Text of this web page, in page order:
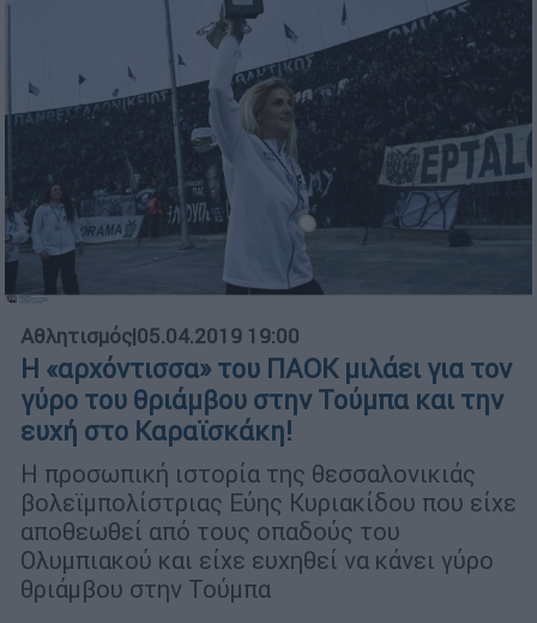
Αθλητισμός|05.04.2019 19:00
Η «αρχόντισσα» του ΠΑΟΚ μιλάει για τον
γύρο του θριάμβου στην Τούμπα και την
ευχή στο Καραϊσκάκη!
Η προσωπική ιστορία της θεσσαλονικιάς
βολεϊμπολίστριας Εύης Κυριακίδου που είχε
αποθεωθεί από τους οπαδούς του
Ολυμπιακού και είχε ευχηθεί να κάνει γύρο
θριάμβου στην Τούμπα